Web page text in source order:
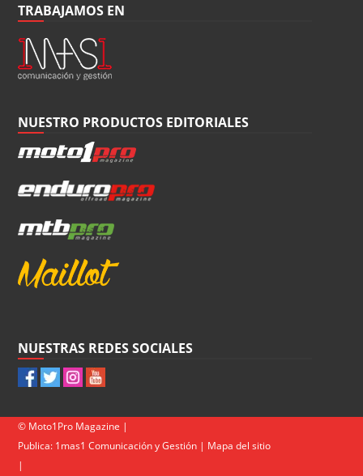
TRABAJAMOS EN
NUESTRO PRODUCTOS EDITORIALES
NUESTRAS REDES SOCIALES
© Moto1Pro Magazine |
Publica: 1mas1 Comunicación y Gestión | Mapa del sitio
|